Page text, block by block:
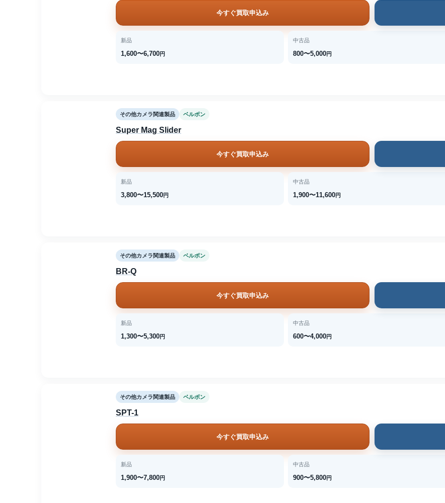
今すぐ買取申込み
新品
1,600〜6,700円
中古品
800〜5,000円
その他カメラ関連製品 ベルボン
Super Mag Slider
今すぐ買取申込み
新品
3,800〜15,500円
中古品
1,900〜11,600円
その他カメラ関連製品 ベルボン
BR-Q
今すぐ買取申込み
新品
1,300〜5,300円
中古品
600〜4,000円
その他カメラ関連製品 ベルボン
SPT-1
今すぐ買取申込み
新品
1,900〜7,800円
中古品
900〜5,800円